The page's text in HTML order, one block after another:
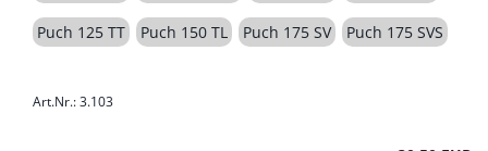
Puch 125 TT Puch 150 TL Puch 175 SV Puch 175 SVS
Art.Nr.: 3.103